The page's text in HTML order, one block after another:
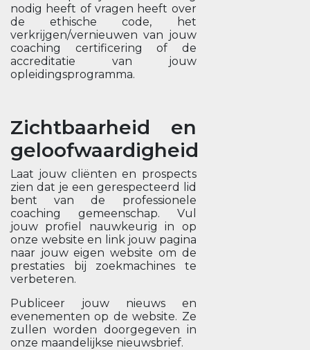
nodig heeft of vragen heeft over
de ethische code, het
verkrijgen/vernieuwen van jouw
coaching certificering of de
accreditatie van jouw
opleidingsprogramma.
Zichtbaarheid en
geloofwaardigheid
Laat jouw cliënten en prospects
zien dat je een gerespecteerd lid
bent van de professionele
coaching gemeenschap. Vul
jouw profiel nauwkeurig in op
onze website en link jouw pagina
naar jouw eigen website om de
prestaties bij zoekmachines te
verbeteren.
Publiceer jouw nieuws en
evenementen op de website. Ze
zullen worden doorgegeven in
onze maandelijkse nieuwsbrief.